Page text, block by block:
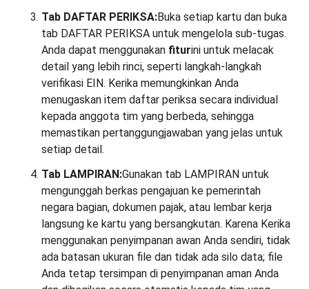
Tab DAFTAR PERIKSA:Buka setiap kartu dan buka
tab DAFTAR PERIKSA untuk mengelola sub-tugas.
Anda dapat menggunakan fiturini untuk melacak
detail yang lebih rinci, seperti langkah-langkah
verifikasi EIN. Kerika memungkinkan Anda
menugaskan item daftar periksa secara individual
kepada anggota tim yang berbeda, sehingga
memastikan pertanggungjawaban yang jelas untuk
setiap detail.
Tab LAMPIRAN:Gunakan tab LAMPIRAN untuk
mengunggah berkas pengajuan ke pemerintah
negara bagian, dokumen pajak, atau lembar kerja
langsung ke kartu yang bersangkutan. Karena Kerika
menggunakan penyimpanan awan Anda sendiri, tidak
ada batasan ukuran file dan tidak ada silo data; file
Anda tetap tersimpan di penyimpanan aman Anda